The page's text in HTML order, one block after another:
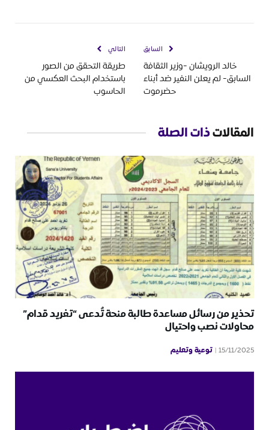
السابق
خالد الرويشان -وزير الثقافة
السابق- لم يعلن النفير ضد أبناء
حضرموت
التالي
طريقة التحقق من الصور
باستخدام البحث العكسي من
الحاسوب
المقالاتذات الصلة
تحذير من رسائل مساعدة طالبة منحة تُدعى “تغريد قدام”
محاولات نصب واحتيال
15/11/2025 توعية وتعليم